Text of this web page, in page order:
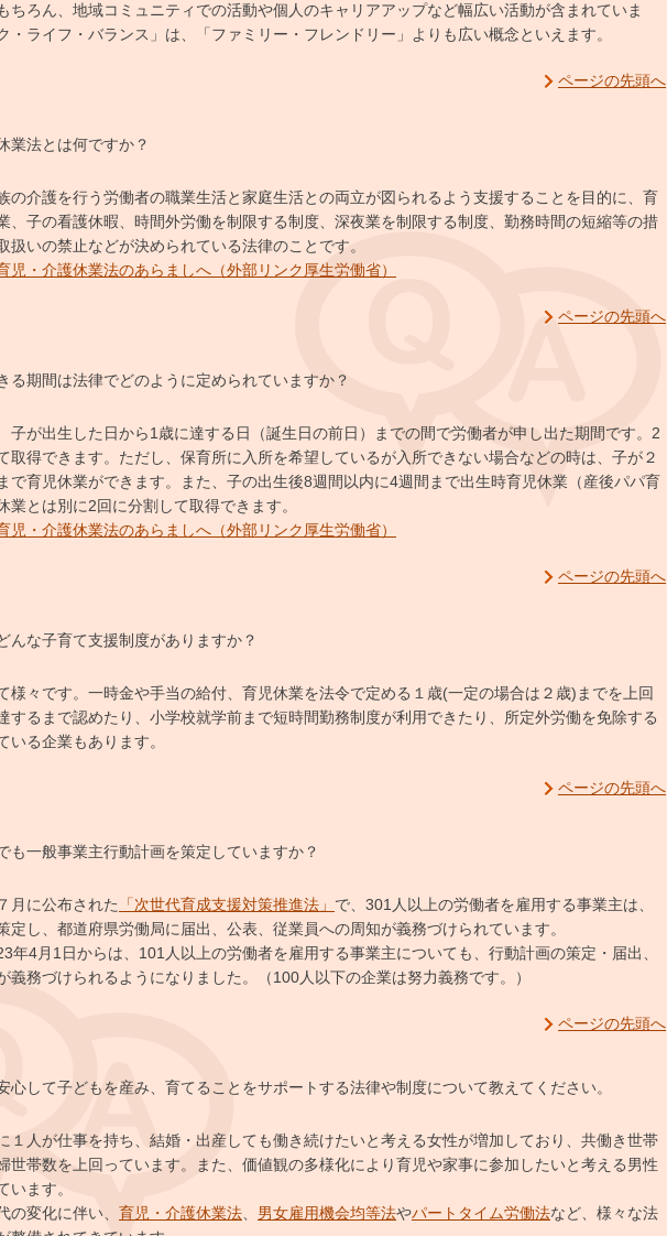
ちろん、地域コミュニティでの活動や個人のキャリアアップなど幅広い活動が含まれていま
・ライフ・バランス」は、「ファミリー・フレンドリー」よりも広い概念といえます。
ページの先頭へ
業法とは何ですか？
の介護を行う労働者の職業生活と家庭生活との両立が図られるよう支援することを目的に、育
、子の看護休暇、時間外労働を制限する制度、深夜業を制限する制度、勤務時間の短縮等の措
扱いの禁止などが決められている法律のことです。
児・介護休業法のあらましへ（外部リンク厚生労働省）
ページの先頭へ
る期間は法律でどのように定められていますか？
子が出生した日から1歳に達する日（誕生日の前日）までの間で労働者が申し出た期間です。2
取得できます。ただし、保育所に入所を希望しているが入所できない場合などの時は、子が２
で育児休業ができます。また、子の出生後8週間以内に4週間まで出生時育児休業（産後パパ育
業とは別に2回に分割して取得できます。
児・介護休業法のあらましへ（外部リンク厚生労働省）
ページの先頭へ
んな子育て支援制度がありますか？
様々です。一時金や手当の給付、育児休業を法令で定める１歳(一定の場合は２歳)までを上回
するまで認めたり、小学校就学前まで短時間勤務制度が利用できたり、所定外労働を免除する
いる企業もあります。
ページの先頭へ
も一般事業主行動計画を策定していますか？
月に公布された 「次世代育成支援対策推進法」 で、301人以上の労働者を雇用する事業主は、
定し、都道府県労働局に届出、公表、従業員への周知が義務づけられています。
年4月1日からは、101人以上の労働者を雇用する事業主についても、行動計画の策定・届出、
義務づけられるようになりました。（100人以下の企業は努力義務です。）
ページの先頭へ
心して子どもを産み、育てることをサポートする法律や制度について教えてください。
１人が仕事を持ち、結婚・出産しても働き続けたいと考える女性が増加しており、共働き世帯
世帯数を上回っています。また、価値観の多様化により育児や家事に参加したいと考える男性
います。
の変化に伴い、 育児・介護休業法 男女雇用機会均等法やパートタイム労働法など、様々な法